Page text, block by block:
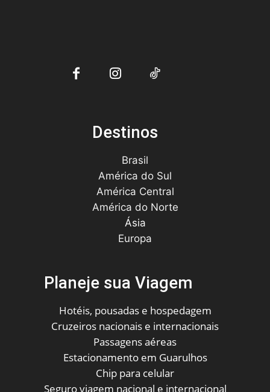
Destinos
Brasil
América do Sul
América Central
América do Norte
Ásia
Europa
Planeje sua Viagem
Hotéis, pousadas e hospedagem
Cruzeiros nacionais e internacionais
Passagens aéreas
Estacionamento em Guarulhos
Chip para celular
Seguro viagem nacional e internacional